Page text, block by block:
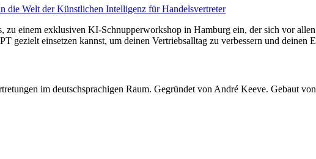
Welt der Künstlichen Intelligenz für Handelsvertreter
zu einem exklusiven KI-Schnupperworkshop in Hamburg ein, der sich vor
gezielt einsetzen kannst, um deinen Vertriebsalltag zu verbessern und deinen
im deutschsprachigen Raum. Gegründet von André Keeve. Gebaut